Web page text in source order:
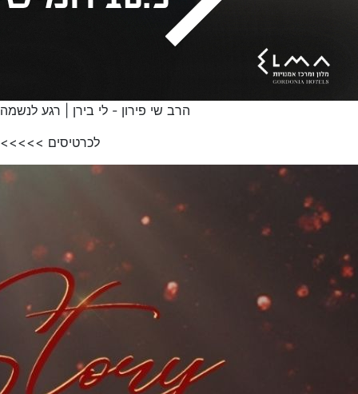
הרב שי פירון - לי בירן | רגע לנשמה
לכרטיסים >>>>>